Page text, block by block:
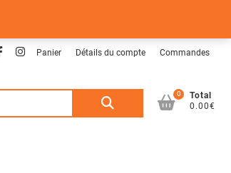
Facebook
Instagram
Panier Détails du compte Commandes
Recherche
0
Total
0.00€